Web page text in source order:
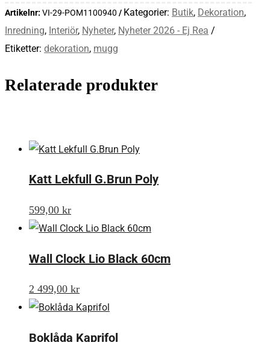
Artikelnr: VI-29-POM1100940 Kategorier: Butik, Dekoration,
Inredning, Interiör, Nyheter, Nyheter 2026 - Ej Rea
Etiketter: dekoration, mugg
Relaterade produkter
Katt Lekfull G.Brun Poly
599,00 kr
Wall Clock Lio Black 60cm
2 499,00 kr
Boklåda Kaprifol